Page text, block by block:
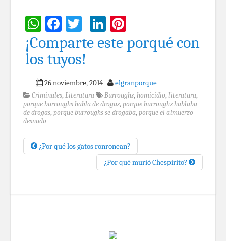
WhatsApp
Facebook
TwitterLinkedIn
¡Comparte este porqué con
los tuyos!
26 noviembre, 2014 elgranporque
Criminales, Literatura Burroughs, homicidio, literatura,
porque burroughs habla de drogas, porque burroughs hablaba
de drogas, porque burroughs se drogaba, porque el almuerzo
desnudo
¿Por qué los gatos ronronean?
¿Por qué murió Chespirito?